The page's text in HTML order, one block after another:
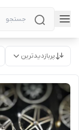
پربازدیدترین